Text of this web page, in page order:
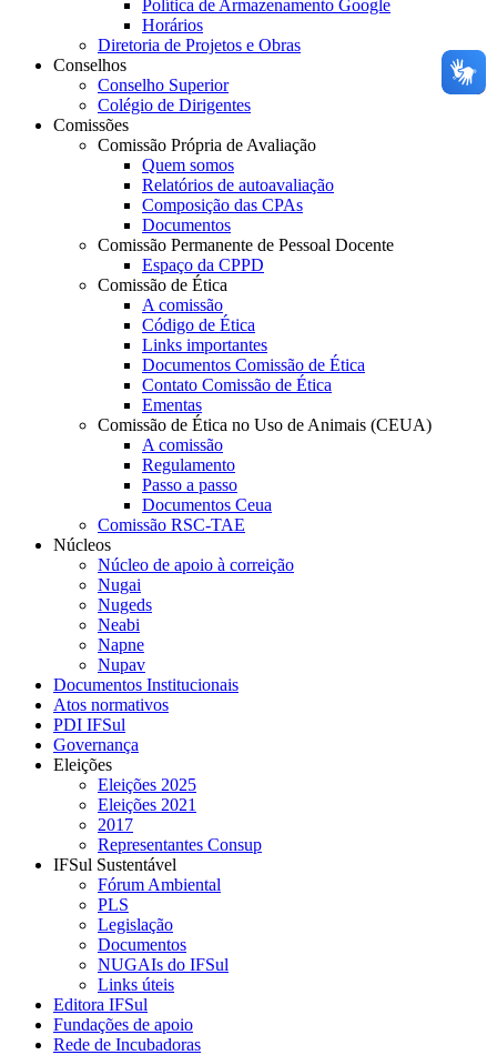
Política de Armazenamento Google
Horários
Diretoria de Projetos e Obras
Conselhos
Conselho Superior
Colégio de Dirigentes
Comissões
Comissão Própria de Avaliação
Quem somos
Relatórios de autoavaliação
Composição das CPAs
Documentos
Comissão Permanente de Pessoal Docente
Espaço da CPPD
Comissão de Ética
A comissão
Código de Ética
Links importantes
Documentos Comissão de Ética
Contato Comissão de Ética
Ementas
Comissão de Ética no Uso de Animais (CEUA)
A comissão
Regulamento
Passo a passo
Documentos Ceua
Comissão RSC-TAE
Núcleos
Núcleo de apoio à correição
Nugai
Nugeds
Neabi
Napne
Nupav
Documentos Institucionais
Atos normativos
PDI IFSul
Governança
Eleições
Eleições 2025
Eleições 2021
2017
Representantes Consup
IFSul Sustentável
Fórum Ambiental
PLS
Legislação
Documentos
NUGAIs do IFSul
Links úteis
Editora IFSul
Fundações de apoio
Rede de Incubadoras